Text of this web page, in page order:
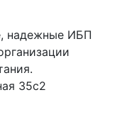
надежные ИБП
35с2